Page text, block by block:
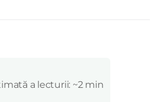
a lecturii: ~2 min